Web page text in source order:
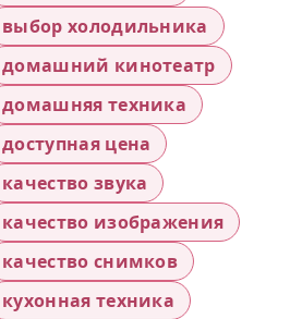
выбор холодильника
домашний кинотеатр
домашняя техника
доступная цена
качество звука
качество изображения
качество снимков
кухонная техника